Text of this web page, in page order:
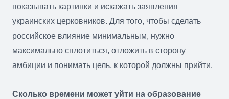
показывать картинки и искажать заявления
украинских церковников. Для того, чтобы сделать
российское влияние минимальным, нужно
максимально сплотиться, отложить в сторону
амбиции и понимать цель, к которой должны прийти.
Сколько времени может уйти на образование